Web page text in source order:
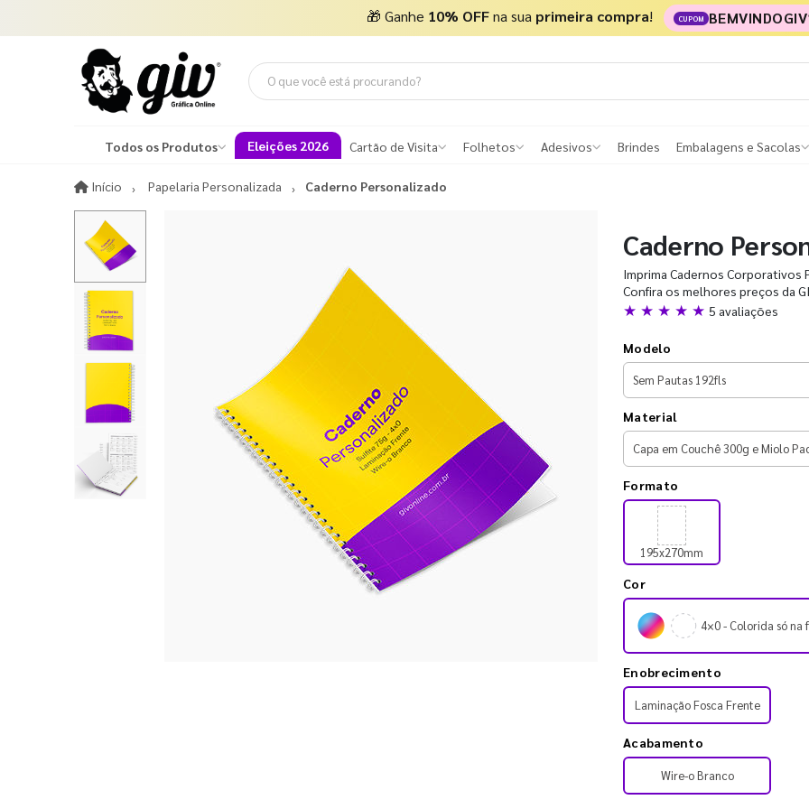
🎁 Ganhe 10% OFFna sua primeira compra! CUPOM
Todos os Produtos Eleições 2026 Cartão de Visita Folhetos Adesivos Brindes Embalagens e Sacolas
Início InícioPapelaria Personalizada Caderno Personalizado
Caderno
Imprima Cadernos Corporativos
Confira os melhores preços da
★ ★ ★ ★ ★ 5 avaliações
Modelo
Material
Formato
195x270mm
Cor
4×0 - Colorida só na
Enobrecimento
Laminação Fosca Frente
Acabamento
Wire-o Branco